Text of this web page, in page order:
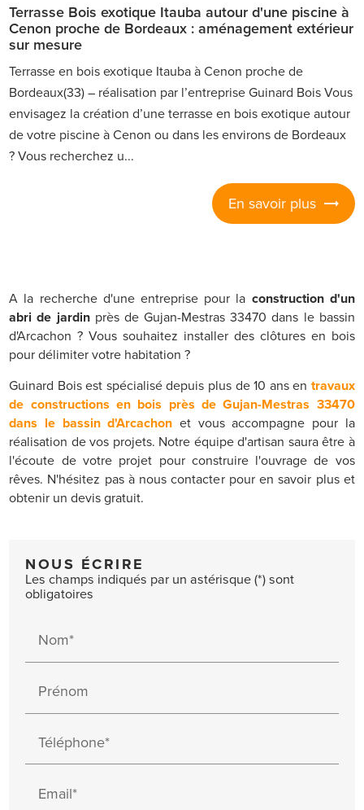
Terrasse Bois exotique Itauba autour d'une piscine à
Cenon proche de Bordeaux : aménagement extérieur
sur mesure
Terrasse en bois exotique Itauba à Cenon proche de
Bordeaux(33) – réalisation par l’entreprise Guinard Bois Vous
envisagez la création d’une terrasse en bois exotique autour
de votre piscine à Cenon ou dans les environs de Bordeaux
? Vous recherchez u...
En savoir plus
A la recherche d'une entreprise pour la construction d'un
abri de jardinprès de Gujan-Mestras 33470 dans le bassin
d'Arcachon ? Vous souhaitez installer des clôtures en bois
pour délimiter votre habitation ?
Guinard Bois est spécialisé depuis plus de 10 ans en travaux
de constructions en bois près de Gujan-Mestras 33470
dans le bassin d'Arcachon et vous accompagne pour la
réalisation de vos projets. Notre équipe d'artisan saura être à
l'écoute de votre projet pour construire l'ouvrage de vos
rêves. N'hésitez pas à nous contacter pour en savoir plus et
obtenir un devis gratuit.
NOUS ÉCRIRE
Les champs indiqués par un astérisque (*) sont
obligatoires
Nom*
Prénom
Téléphone*
Email*